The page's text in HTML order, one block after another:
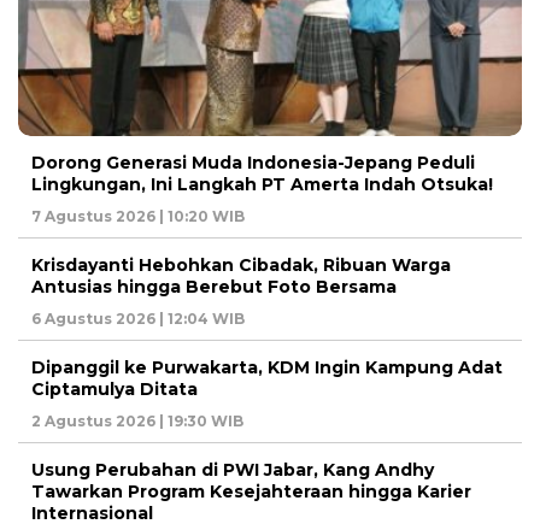
Dorong Generasi Muda Indonesia-Jepang Peduli
Lingkungan, Ini Langkah PT Amerta Indah Otsuka!
7 Agustus 2026 | 10:20 WIB
Krisdayanti Hebohkan Cibadak, Ribuan Warga
Antusias hingga Berebut Foto Bersama
6 Agustus 2026 | 12:04 WIB
Dipanggil ke Purwakarta, KDM Ingin Kampung Adat
Ciptamulya Ditata
2 Agustus 2026 | 19:30 WIB
Usung Perubahan di PWI Jabar, Kang Andhy
Tawarkan Program Kesejahteraan hingga Karier
Internasional